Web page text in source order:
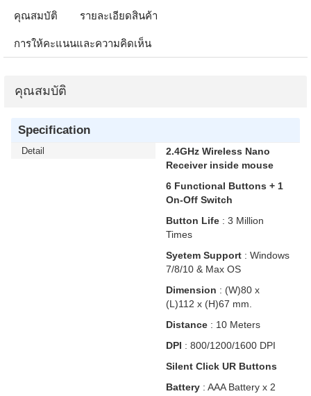
คุณสมบัติ รายละเอียดสินค้า
การให้คะแนนและความคิดเห็น
คุณสมบัติ
Specification
Detail
2.4GHz Wireless Nano
Receiver inside mouse
6 Functional Buttons + 1
On-Off Switch
Button Life : 3 Million
Times
Syetem Support : Windows
7/8/10 & Max OS
Dimension : (W)80 x
(L)112 x (H)67 mm.
Distance : 10 Meters
DPI : 800/1200/1600 DPI
Silent Click UR Buttons
Battery : AAA Battery x 2